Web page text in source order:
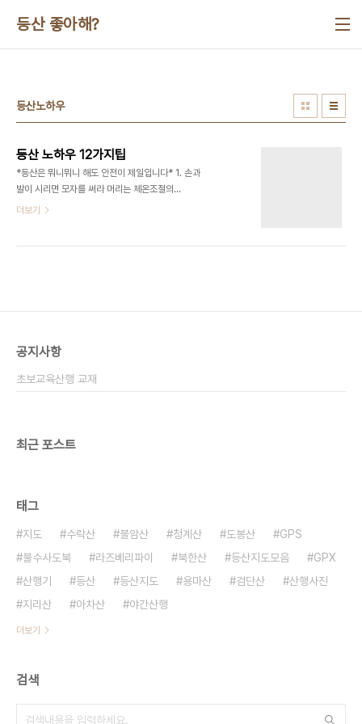
등산 좋아해?
등산노하우
등산 노하우 12가지팁
*등산은 뭐니뭐니 해도 안전이 제일입니다* 1. 손과
발이 시리면 모자를 써라 머리는 체온조절의
30%~50%를 담당하고 있다. 보온모자를 쓰지 않
한기노출이 겹쳐서 발생한다. 2. 체온을 떨어뜨리는
표에서 멀어지기에 기온이 떨어지는데, 이것을 기온
더보기
공지사항
초보교육산행 교재
최근 포스트
태그
지도 수락산 불암산 청계산 도봉산
GPS
불수사도북
라즈베리파이 북한산 등산지도모음
GPX
산행기
등산 등산지도 용마산 검단산
산행사진
지리산
아차산 야간산행
더보기
검색